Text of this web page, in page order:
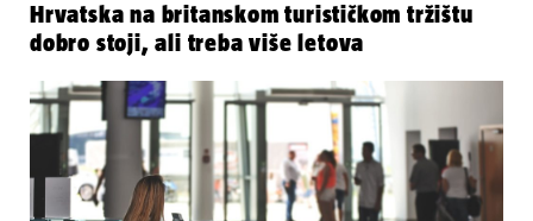
Hrvatska na britanskom turističkom tržištu
dobro stoji, ali treba više letova